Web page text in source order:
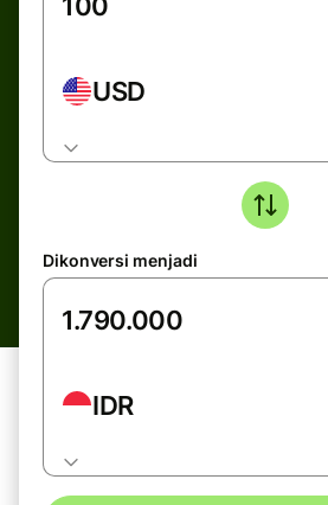
USD
Dikonversi menjadi
IDR